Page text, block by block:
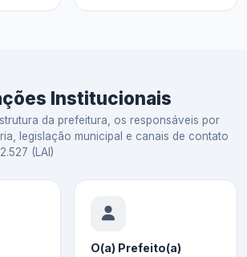
Institucionais
da prefeitura, os responsáveis por
legislação municipal e canais de contato
(LAI)
O(a) Prefeito(a)